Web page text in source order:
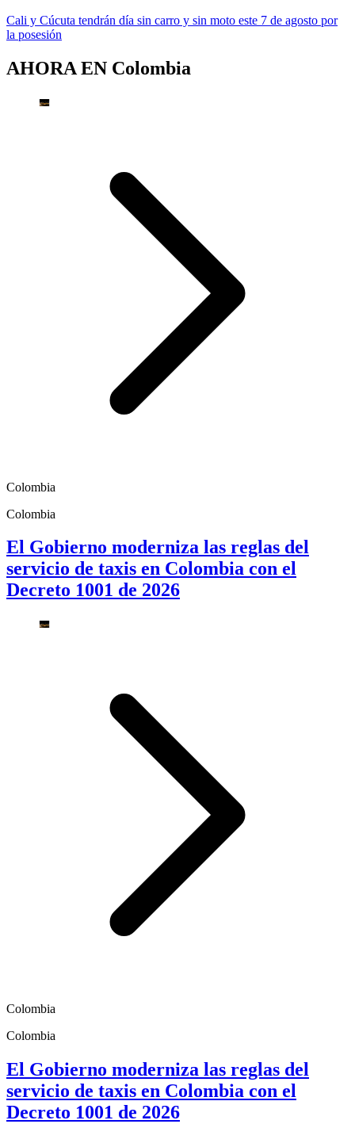
Cali y Cúcuta tendrán día sin carro y sin moto este 7 de agosto por
la posesión
AHORA EN Colombia
Colombia
Colombia
El Gobierno moderniza las reglas del
servicio de taxis en Colombia con el
Decreto 1001 de 2026
Colombia
Colombia
El Gobierno moderniza las reglas del
servicio de taxis en Colombia con el
Decreto 1001 de 2026